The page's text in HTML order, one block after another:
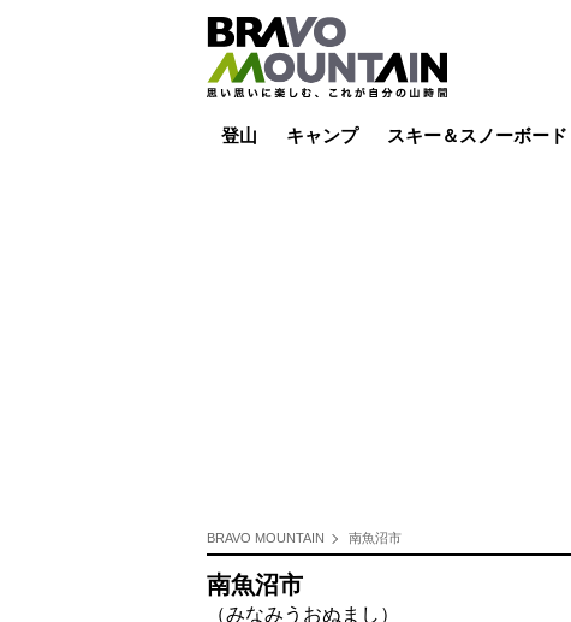
登山 キャンプ スキー＆スノーボード
BRAVO MOUNTAIN 南魚沼市
南魚沼市
（みなみうおぬまし）